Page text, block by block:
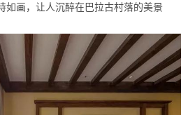
如画，让人沉醉在巴拉古村落的美景